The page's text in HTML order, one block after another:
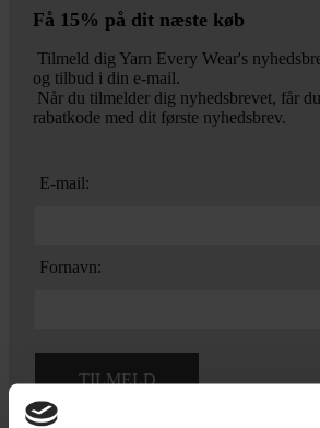
Få 15% på dit næste køb
Tilmeld dig Yarn Every Wear's
og tilbud i din e-mail.
Når du tilmelder dig nyhedsbrevet, får
rabatkode med dit første nyhedsbrev.
E-mail:
Fornavn: